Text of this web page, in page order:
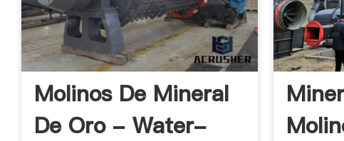
Molinos De Mineral
De Oro - Water-